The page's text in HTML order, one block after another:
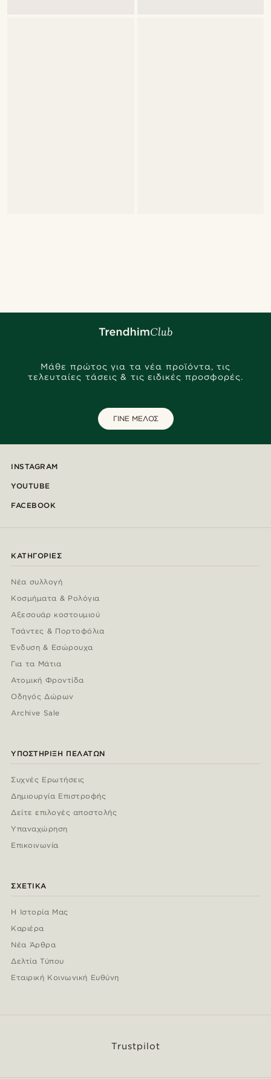
Μάθε πρώτος για τα νέα προϊόντα, τις
τελευταίες τάσεις & τις ειδικές προσφορές.
ΓΙΝΕ ΜΕΛΟΣ
INSTAGRAM
YOUTUBE
FACEBOOK
ΚΑΤΗΓΟΡΊΕΣ
Νέα συλλογή
Κοσμήματα & Ρολόγια
Αξεσουάρ κοστουμιού
Τσάντες & Πορτοφόλια
Ένδυση & Εσώρουχα
Για τα Μάτια
Ατομική Φροντίδα
Οδηγός Δώρων
Archive Sale
ΥΠΟΣΤΉΡΙΞΗ ΠΕΛΑΤΏΝ
Συχνές Ερωτήσεις
Δημιουργία Επιστροφής
Δείτε επιλογές αποστολής
Υπαναχώρηση
Επικοινωνία
ΣΧΕΤΙΚΆ
Η Ιστορία Μας
Καριέρα
Νέα Άρθρα
Δελτία Τύπου
Εταιρική Κοινωνική Ευθύνη
Trustpilot